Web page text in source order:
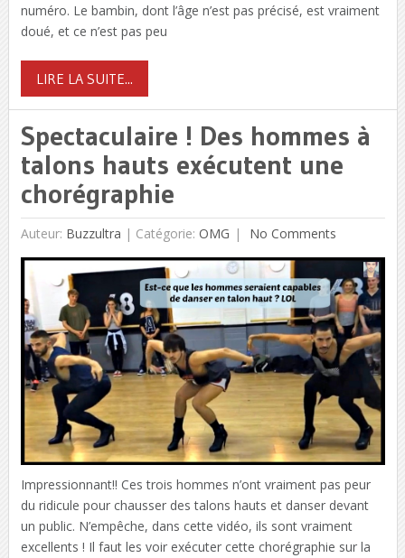
numéro. Le bambin, dont l’âge n’est pas précisé, est vraiment
doué, et ce n’est pas peu
LIRE LA SUITE...
Spectaculaire ! Des hommes à
talons hauts exécutent une
chorégraphie
Auteur: Buzzultra | Catégorie: OMG No Comments
Impressionnant!! Ces trois hommes n’ont vraiment pas peur
du ridicule pour chausser des talons hauts et danser devant
un public. N’empêche, dans cette vidéo, ils sont vraiment
excellents ! Il faut les voir exécuter cette chorégraphie sur la